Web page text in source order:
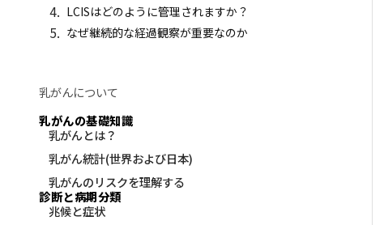
LCISはどのように管理されますか？
なぜ継続的な経過観察が重要なのか
乳がんについて
乳がんの基礎知識
乳がんとは？
乳がん統計(世界および日本)
乳がんのリスクを理解する
診断と病期分類
兆候と症状